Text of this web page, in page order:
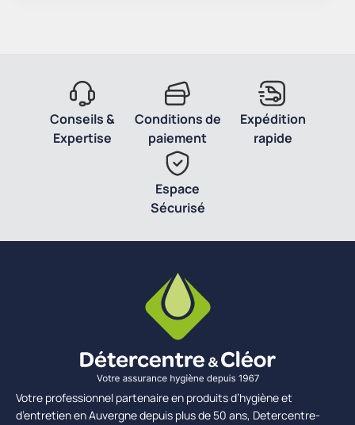
Conseils &
Expertise
Conditions de
paiement
Expédition
rapide
Espace
Sécurisé
Votre professionnel partenaire en produits d’hygiène et
d’entretien en Auvergne depuis plus de 50 ans, Detercentre-